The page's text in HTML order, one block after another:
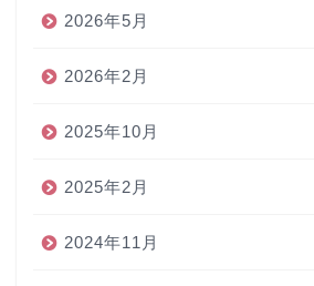
2026年5月
2026年2月
2025年10月
2025年2月
2024年11月